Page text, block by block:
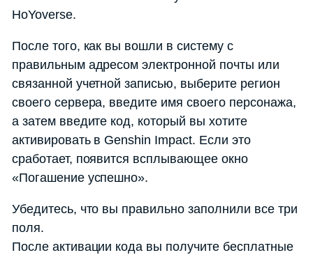
HoYoverse.
После того, как вы вошли в систему с
правильным адресом электронной почты или
связанной учетной записью, выберите регион
своего сервера, введите имя своего персонажа,
а затем введите код, который вы хотите
активировать в Genshin Impact. Если это
сработает, появится всплывающее окно
«Погашение успешно».
Убедитесь, что вы правильно заполнили все три
поля.
После активации кода вы получите бесплатные